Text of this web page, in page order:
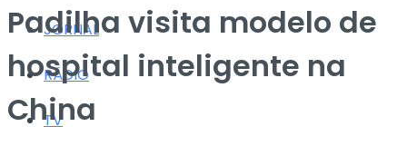
JORNAL
RÁDIO
TV
Padilha visita modelo de
hospital inteligente na
China